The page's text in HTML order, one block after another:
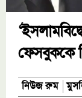
ফেসবুককে
নিউজ রুম